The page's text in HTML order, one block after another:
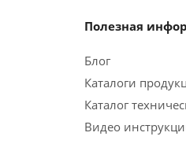
Полезная
Блог
Каталоги
Каталог
Видео